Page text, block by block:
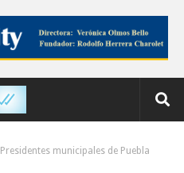
Presidentes municipales de Puebla